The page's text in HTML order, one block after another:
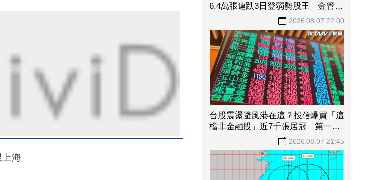
海
6.4萬張連跌3日登弱勢股王 金管會
要求集保、證交所了解2026.08.07 22:00
台股震盪避風港在這？投信爆買「這
檔非金融股」近7千張居冠 第一金
2026.08.07 21:45